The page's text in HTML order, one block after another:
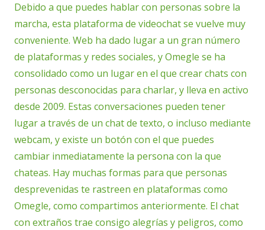
Debido a que puedes hablar con personas sobre la
marcha, esta plataforma de videochat se vuelve muy
conveniente. Web ha dado lugar a un gran número
de plataformas y redes sociales, y Omegle se ha
consolidado como un lugar en el que crear chats con
personas desconocidas para charlar, y lleva en activo
desde 2009. Estas conversaciones pueden tener
lugar a través de un chat de texto, o incluso mediante
webcam, y existe un botón con el que puedes
cambiar inmediatamente la persona con la que
chateas. Hay muchas formas para que personas
desprevenidas te rastreen en plataformas como
Omegle, como compartimos anteriormente. El chat
con extraños trae consigo alegrías y peligros, como